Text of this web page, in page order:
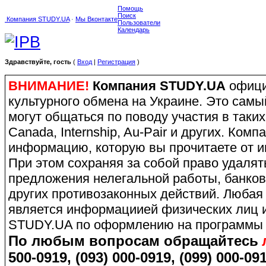
Компания STUDY.UA· Мы Вконтакте
Помощь
Поиск
Пользователи
Календарь
Здравствуйте, гость ( Вход | Регистрация )
ВНИМАНИЕ! Компания STUDY.UA
культурного обмена на Украине. Это
могут общаться по поводу участия в
Canada, Internship, Au-Pair и других.
информацию, которую вы прочитаете от
При этом сохраняя за собой право
предложения нелегальной работы,
других противозаконных действий.
является информациией физических лиц
STUDY.UA по оформлению на
По любым вопросам обращайтесь
500-0919, (093) 000-0919, (099) 000-